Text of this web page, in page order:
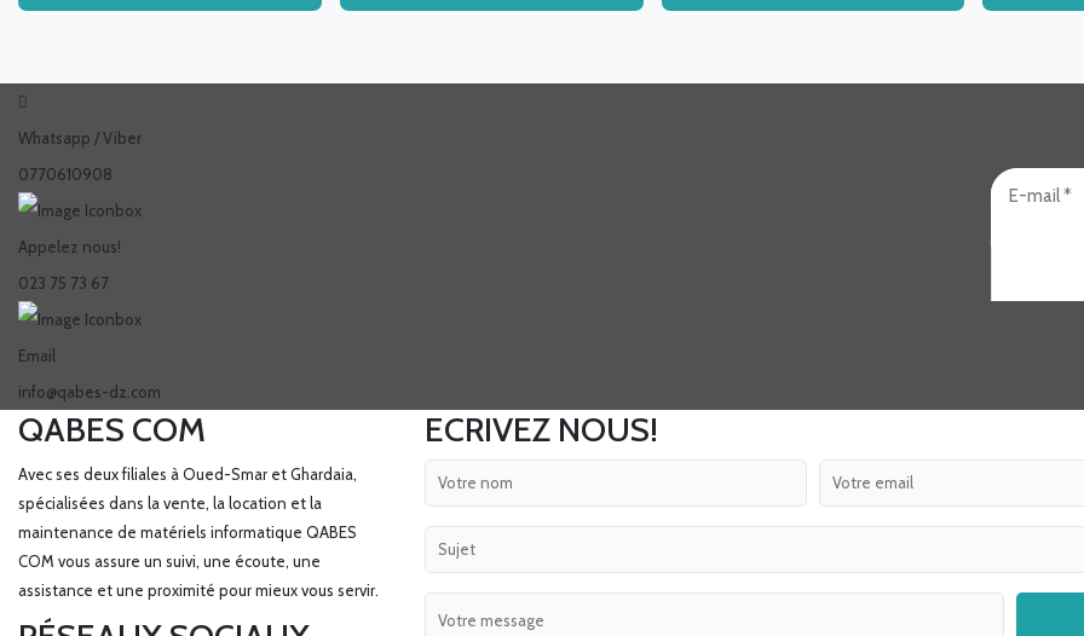
Whatsapp / Viber
0770610908
Appelez nous!
023 75 73 67
Email
info@qabes-dz.com
QABES COM
Avec ses deux filiales à Oued-Smar et Ghardaia,
spécialisées dans la vente, la location et la
maintenance de matériels informatique QABES
COM vous assure un suivi, une écoute, une
assistance et une proximité pour mieux vous servir.
ECRIVEZ NOUS!